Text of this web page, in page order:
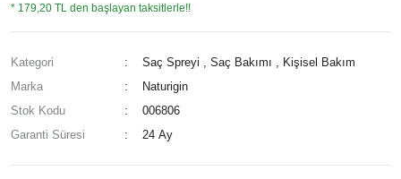
* 179,20 TL den başlayan taksitlerle!!
Kategori Saç Spreyi ,Saç Bakımı
Kişisel Bakım
Marka
Naturigin
Stok Kodu
006806
Garanti Süresi
24 Ay